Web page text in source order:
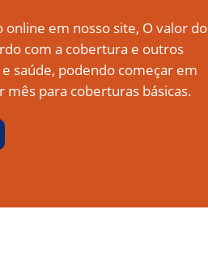
online em nosso site, O valor do
com a cobertura e outros
saúde, podendo começar em
mês para coberturas básicas.